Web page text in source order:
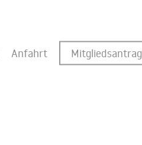
Anfahrt Mitgliedsantrag